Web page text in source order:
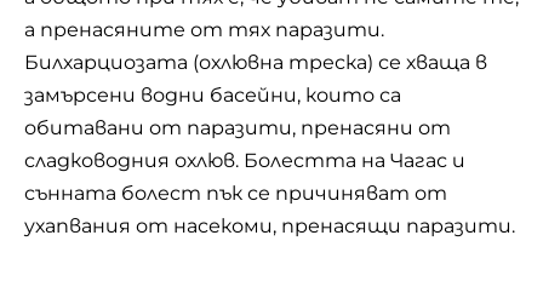
а пренасяните от тях паразити.
Билхарциозата (охлювна треска) се хваща в
замърсени водни басейни, които са
обитавани от паразити, пренасяни от
сладководния охлюв. Болестта на Чагас и
сънната болест пък се причиняват от
ухапвания от насекоми, пренасящи паразити.